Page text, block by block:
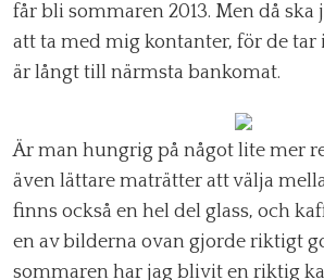
får bli sommaren 2013. Men då ska
att ta med mig kontanter, för de tar
är långt till närmsta bankomat.
Är man hungrig på något lite mer
även lättare maträtter att välja
finns också en hel del glass, och
en av bilderna ovan gjorde riktigt
sommaren har jag blivit en riktig